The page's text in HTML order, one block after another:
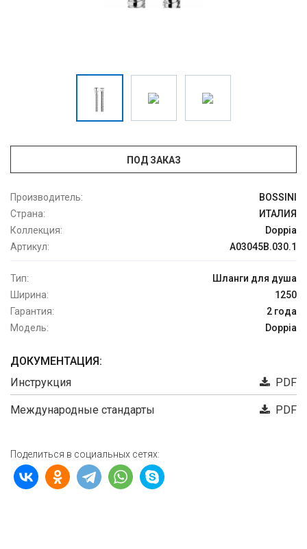
ПОД ЗАКАЗ
Производитель:
BOSSINI
Страна:
ИТАЛИЯ
Коллекция:
Doppia
Артикул:
A03045B.030.1
Тип:
Шланги для душа
Ширина:
1250
Гарантия:
2 года
Модель:
Doppia
ДОКУМЕНТАЦИЯ:
Инструкция
PDF
Международные стандарты PDF
Поделиться в социальных сетях: